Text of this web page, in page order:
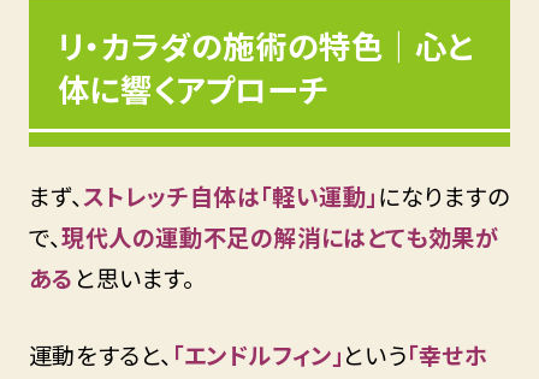
リ・カラダの施術の特色｜心と
体に響くアプローチ
まず、ストレッチ自体は「軽い運動」になりますの
で、現代人の運動不足の解消にはとても効果が
ある と思います。
運動をすると、 「エンドルフィン」という「幸せホ